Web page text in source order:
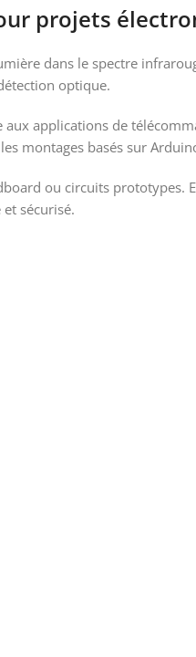
projets
dans le spectre
optique.
aux applications de
montages basés sur
ou circuits
sécurisé.